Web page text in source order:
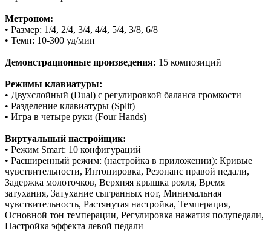
Метроном:
• Размер: 1/4, 2/4, 3/4, 4/4, 5/4, 3/8, 6/8
• Темп: 10-300 уд/мин
Демонстрационные произведения: 15 композиций
Режимы клавиатуры:
• Двухслойный (Dual) с регулировкой баланса громкости
• Разделение клавиатуры (Split)
• Игра в четыре руки (Four Hands)
Виртуальный настройщик:
• Режим Smart: 10 конфигураций
• Расширенный режим: (настройка в приложении): Кривые
чувствительности, Интонировка, Резонанс правой педали,
Задержка молоточков, Верхняя крышка рояля, Время
затухания, Затухание сыгранных нот, Минимальная
чувствительность, Растянутая настройка, Темперация,
Основной тон темперации, Регулировка нажатия полупедали,
Настройка эффекта левой педали